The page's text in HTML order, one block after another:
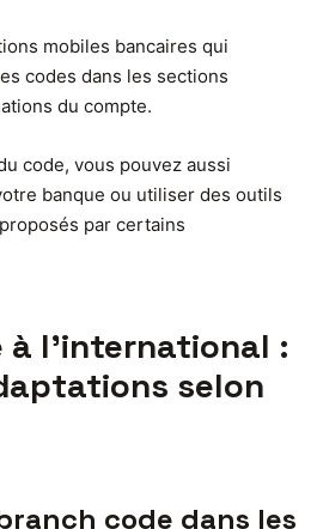
mobiles bancaires qui
codes dans les sections
du compte.
code, vous pouvez aussi
banque ou utiliser des outils
par certains
à l’international :
selon
code dans les